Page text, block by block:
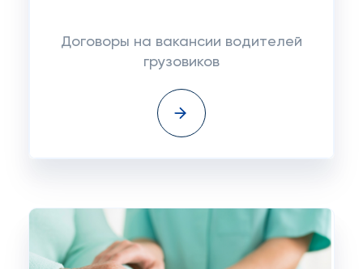
Договоры на вакансии водителей
грузовиков